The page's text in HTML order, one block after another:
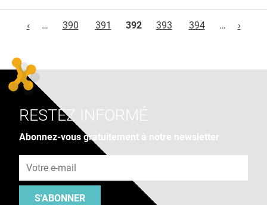
‹
… 390 391 392 393 394 … ›
RESTEZ INFORMÉ
Abonnez-vous gratuitement à notre newsletter
S'ABONNER